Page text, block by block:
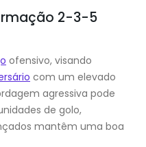
2-3-5
ofensivo, visando
com um elevado
agressiva pode
de golo,
mantêm uma boa